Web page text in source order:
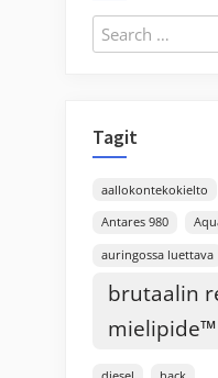
Search
for:
Tagit
aallokontekokielto
Antares 980
auringossa luettava
brutaalin
mielipide™